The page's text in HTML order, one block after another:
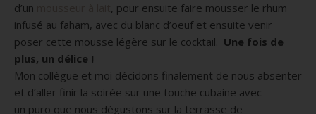
d’un
, pour ensuite faire mousser le rhum
infusé au faham, avec du blanc d’oeuf et ensuite venir
poser cette mousse légère sur le cocktail. Une fois de
plus, un délice !
Mon collègue et moi décidons finalement de nous absenter
et d’aller finir la soirée sur une touche cubaine avec
un puro que nous dégustons sur la terrasse de